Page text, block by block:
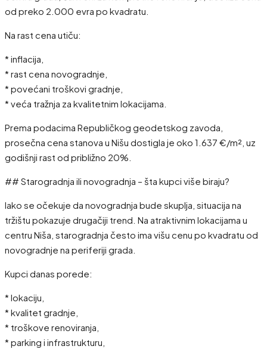
od preko 2.000 evra po kvadratu.
Na rast cena utiču:
* inflacija,
* rast cena novogradnje,
* povećani troškovi gradnje,
* veća tražnja za kvalitetnim lokacijama.
Prema podacima Republičkog geodetskog zavoda,
prosečna cena stanova u Nišu dostigla je oko 1.637 €/m², uz
godišnji rast od približno 20%.
## Starogradnja ili novogradnja – šta kupci više biraju?
Iako se očekuje da novogradnja bude skuplja, situacija na
tržištu pokazuje drugačiji trend. Na atraktivnim lokacijama u
centru Niša, starogradnja često ima višu cenu po kvadratu od
novogradnje na periferiji grada.
Kupci danas porede:
* lokaciju,
* kvalitet gradnje,
* troškove renoviranja,
* parking i infrastrukturu,